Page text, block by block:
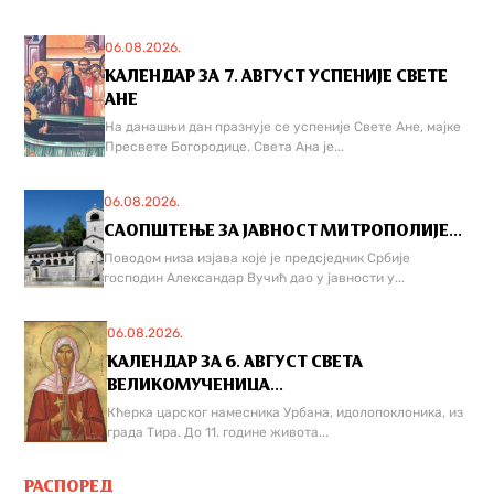
06.08.2026.
КАЛЕНДАР ЗА 7. АВГУСТ УСПЕНИЈЕ СВЕТЕ
АНЕ
На данашњи дан празнује се успеније Свете Ане, мајке
Пресвете Богородице. Света Ана је...
06.08.2026.
САОПШТЕЊЕ ЗА ЈАВНОСТ МИТРОПОЛИЈЕ...
Поводом низа изјава које је предсједник Србије
господин Александар Вучић дао у јавности у...
06.08.2026.
КАЛЕНДАР ЗА 6. АВГУСТ СВЕТА
ВЕЛИКОМУЧЕНИЦА...
Кћерка царског намесника Урбана, идолопоклоника, из
града Тира. До 11. године живота...
РАСПОРЕД